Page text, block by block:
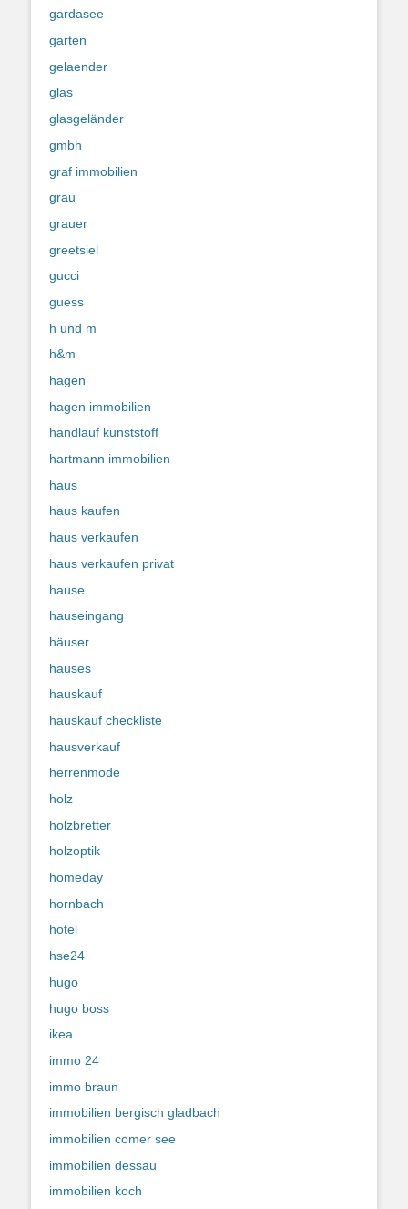
gardasee
garten
gelaender
glas
glasgeländer
gmbh
graf immobilien
grau
grauer
greetsiel
gucci
guess
h und m
h&m
hagen
hagen immobilien
handlauf kunststoff
hartmann immobilien
haus
haus kaufen
haus verkaufen
haus verkaufen privat
hause
hauseingang
häuser
hauses
hauskauf
hauskauf checkliste
hausverkauf
herrenmode
holz
holzbretter
holzoptik
homeday
hornbach
hotel
hse24
hugo
hugo boss
ikea
immo 24
immo braun
immobilien bergisch gladbach
immobilien comer see
immobilien dessau
immobilien koch